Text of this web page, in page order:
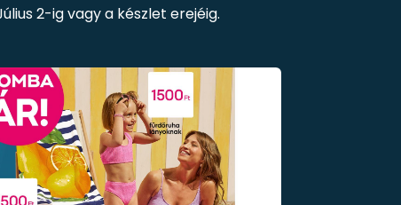
2-ig vagy a készlet erejéig.